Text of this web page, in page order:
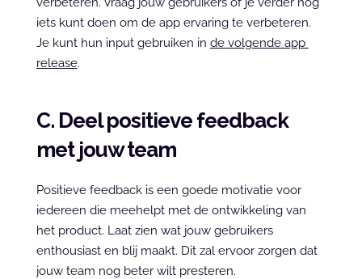
iets kunt doen om de app ervaring te verbeteren.
Je kunt hun input gebruiken in de volgende app
release.
C. Deel positieve feedback
met jouw team
Positieve feedback is een goede motivatie voor
iedereen die meehelpt met de ontwikkeling van
het product. Laat zien wat jouw gebruikers
enthousiast en blij maakt. Dit zal ervoor zorgen dat
jouw team nog beter wilt presteren.